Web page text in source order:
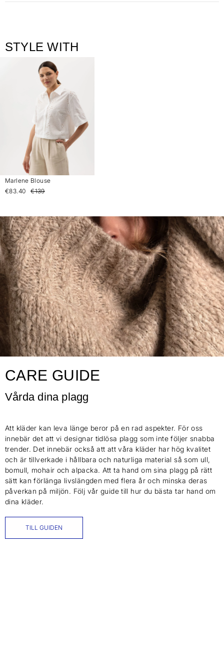
STYLE WITH
Marlene Blouse
€83.40
€139
CARE GUIDE
Vårda dina plagg
Att kläder kan leva länge beror på en rad aspekter. För oss
innebär det att vi designar tidlösa plagg som inte följer snabba
trender. Det innebär också att att våra kläder har hög kvalitet
och är tillverkade i hållbara och naturliga material så som ull,
bomull, mohair och alpacka. Att ta hand om sina plagg på rätt
sätt kan förlänga livslängden med flera år och minska deras
påverkan på miljön. Följ vår guide till hur du bästa tar hand om
dina kläder.
TILL GUIDEN